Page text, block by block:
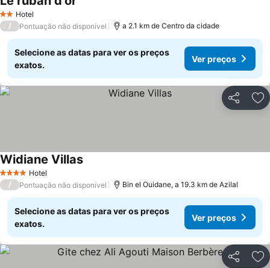
2 Estrelas
Hotel
/ Pontuação não disponível a 2.1 km de Centro da cidade
Selecione as datas para ver os preços
exatos.
Ver preços
Partilhar
4 EstrelasHotel
Widiane Villas
/ Pontuação não disponível Bin el Ouidane, a 19.3 km de Azilal
Selecione as datas para ver os preços
exatos.
Ver preços
Partilhar